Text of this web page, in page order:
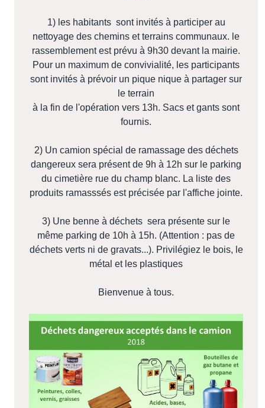
1) les habitants sont invités à participer au
nettoyage des chemins et terrains communaux. le
rassemblement est prévu à 9h30 devant la mairie.
Pour un maximum de convivialité, les participants
sont invités à prévoir un pique nique à partager sur
le terrain
à la fin de l'opération vers 13h. Sacs et gants sont
fournis.
2) Un camion spécial de ramassage des déchets
dangereux sera présent de 9h à 12h sur le parking
du cimetière rue du champ blanc. La liste des
produits ramasssés est précisée par l'affiche jointe.
3) Une benne à déchets sera présente sur le
même parking de 10h à 15h. (Attention : pas de
déchets verts ni de gravats...). Privilégiez le bois, le
métal et les plastiques
Bienvenue à tous.